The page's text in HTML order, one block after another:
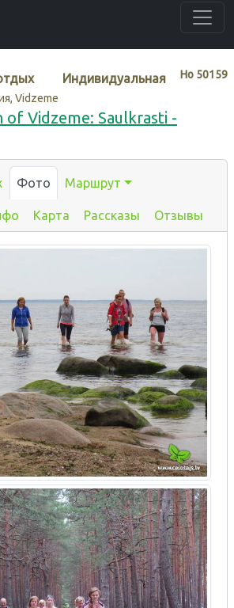
Нo 50159
Индивидуальная
Vidzeme
of Vidzeme: Saulkrasti -
Фото Маршрут
Карта Рассказы Отзывы